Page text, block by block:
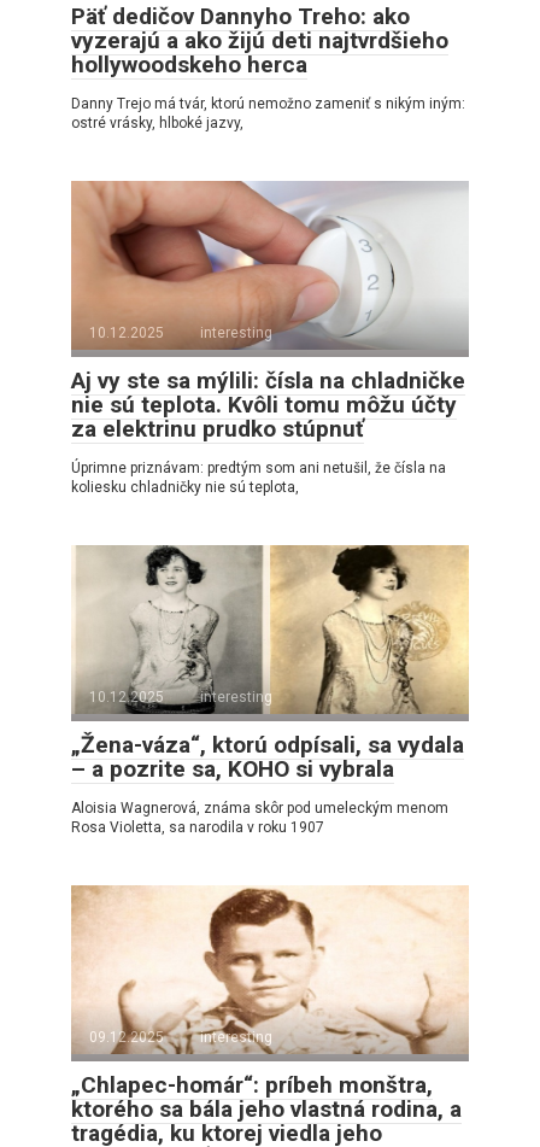
Päť dedičov Dannyho Treho: ako
vyzerajú a ako žijú deti najtvrdšieho
hollywoodskeho herca
Danny Trejo má tvár, ktorú nemožno zameniť s nikým iným:
ostré vrásky, hlboké jazvy,
10.12.2025 interesting
Aj vy ste sa mýlili: čísla na chladničke
nie sú teplota. Kvôli tomu môžu účty
za elektrinu prudko stúpnuť
Úprimne priznávam: predtým som ani netušil, že čísla na
koliesku chladničky nie sú teplota,
10.12.2025 interesting
„Žena-váza“, ktorú odpísali, sa vydala
– a pozrite sa, KOHO si vybrala
Aloisia Wagnerová, známa skôr pod umeleckým menom
Rosa Violetta, sa narodila v roku 1907
09.12.2025 interesting
„Chlapec-homár“: príbeh monštra,
ktorého sa bála jeho vlastná rodina, a
tragédia, ku ktorej viedla jeho